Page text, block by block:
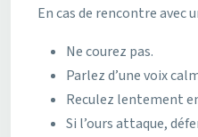
En cas de rencontre avec
Ne courez pas.
Parlez d’une voix
Reculez lentement
Si l’ours attaque,